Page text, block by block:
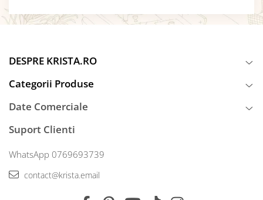
DESPRE KRISTA.RO
Categorii Produse
Date Comerciale
Suport Clienti
WhatsApp 0769693739
contact@krista.email